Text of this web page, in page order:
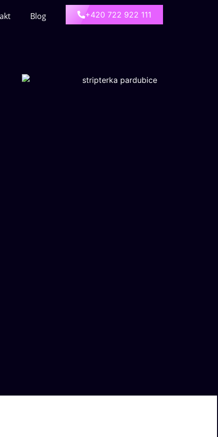
Blog +420 722 922 111